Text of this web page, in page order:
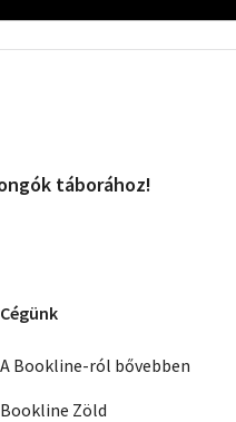
táborához!
Cégünk
A Bookline-ról bővebben
Bookline Zöld